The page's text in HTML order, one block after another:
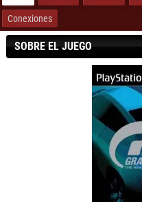
Conexiones
SOBRE EL JUEGO